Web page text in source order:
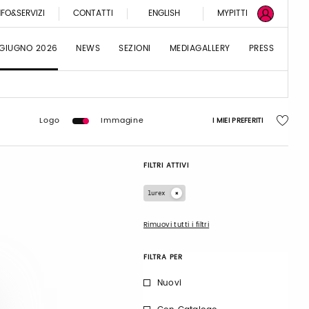
CONTATTI ENGLISH MYPITTI
2026 NEWS SEZIONI MEDIAGALLERY PRESS
Logo Immagine I MIEI PREFERITI
FILTRI ATTIVI
lurex
Rimuovi tutti i filtri
FILTRA PER
Nuovi